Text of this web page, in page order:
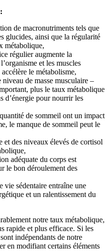
de macronutriments tels que
glucides, ainsi que la régularité
métabolique,
régulier augmente la
et les muscles
le métabolisme,
de masse musculaire –
plus le taux métabolique
d’énergie pour nourrir les
de sommeil ont un impact
le manque de sommeil peut le
et des niveaux élevés de cortisol
adéquate du corps est
le bon déroulement des
vie sédentaire entraîne une
et un ralentissement du
notre taux métabolique,
rapide et plus efficace. Si les
indépendants de notre
en modifiant certains éléments